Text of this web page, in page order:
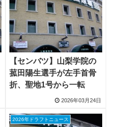
【センバツ】山梨学院の
菰田陽生選手が左手首骨
折、聖地1号から一転
2026年03月24日
2026年ドラフトニュース